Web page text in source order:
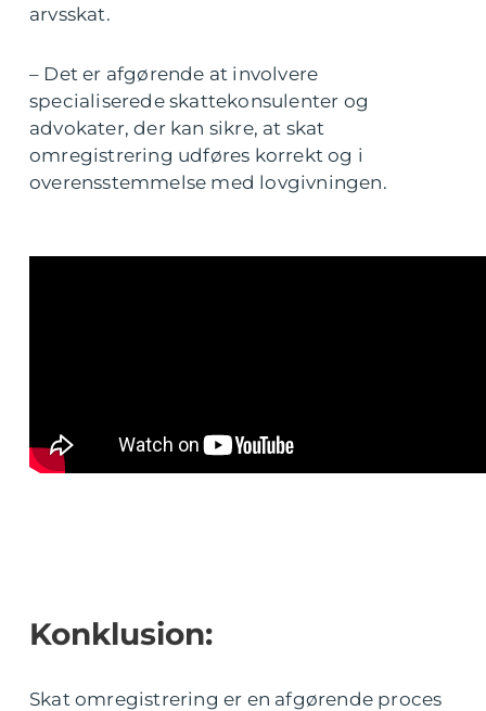
arvsskat.
– Det er afgørende at involvere
specialiserede skattekonsulenter og
advokater, der kan sikre, at skat
omregistrering udføres korrekt og i
overensstemmelse med lovgivningen.
Konklusion:
Skat omregistrering er en afgørende proces